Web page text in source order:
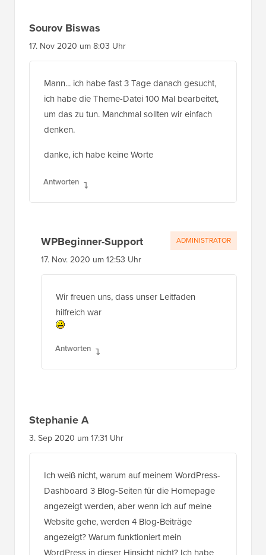
Sourov Biswas
17. Nov 2020 um 8:03 Uhr
Mann... ich habe fast 3 Tage danach gesucht,
ich habe die Theme-Datei 100 Mal bearbeitet,
um das zu tun. Manchmal sollten wir einfach
denken.
danke, ich habe keine Worte
Antworten
WPBeginner-Support
17. Nov. 2020 um 12:53 Uhr
Wir freuen uns, dass unser Leitfaden
hilfreich war
Antworten
ADMINISTRATOR
Stephanie A
3. Sep 2020 um 17:31 Uhr
Ich weiß nicht, warum auf meinem WordPress-
Dashboard 3 Blog-Seiten für die Homepage
angezeigt werden, aber wenn ich auf meine
Website gehe, werden 4 Blog-Beiträge
angezeigt? Warum funktioniert mein
WordPress in dieser Hinsicht nicht? Ich habe